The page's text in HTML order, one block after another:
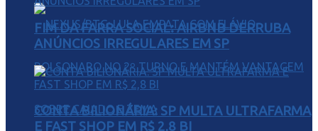
FIM DA FARRA SOCIAL: AIRBNB DERRUBA
ANÚNCIOS IRREGULARES EM SP
CONTA BILIONÁRIA: SP MULTA ULTRAFARMA
E FAST SHOP EM R$ 2,8 BI